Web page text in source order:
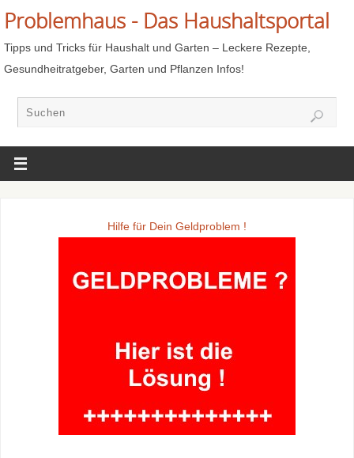
Problemhaus - Das Haushaltsportal
Tipps und Tricks für Haushalt und Garten – Leckere Rezepte,
Gesundheitratgeber, Garten und Pflanzen Infos!
Hilfe für Dein Geldproblem !